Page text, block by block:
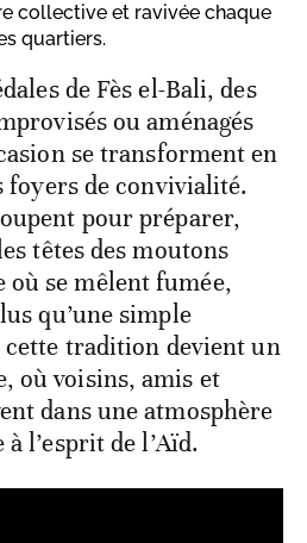
collective et ravivée chaque
quartiers.
de Fès el-Bali, des
ou aménagés
se transforment en
foyers de convivialité.
pour préparer,
têtes des moutons
où se mêlent fumée,
qu’une simple
tradition devient un
où voisins, amis et
dans une atmosphère
l’esprit de l’Aïd.